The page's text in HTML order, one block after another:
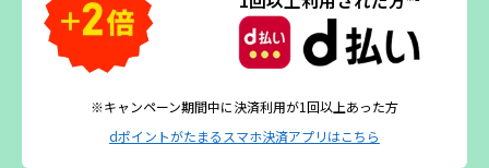
※キャンペーン期間中に決済利用が1回以上あった方
dポイントがたまるスマホ決済アプリはこちら